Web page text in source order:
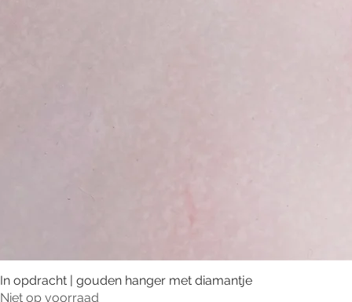
In opdracht | gouden hanger met diamantje
Niet op voorraad